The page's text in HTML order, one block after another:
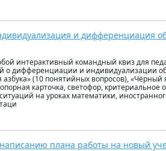
и дифференциация
интерактивный командный квиз для
о дифференциации и индивидуализации
(10 понятийных вопросов), «Чёрный
карточка, светофор, критериальное
на уроках математики,
плана работы на новый